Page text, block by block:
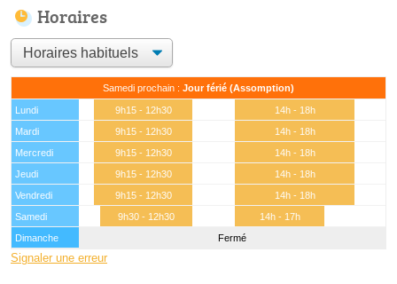
Horaires
Samedi prochain : Jour férié (Assomption)
Lundi 9h15 - 12h30
14h - 18h
Mardi
9h15 - 12h30
14h - 18h
Mercredi
9h15 - 12h30
14h - 18h
Jeudi
9h15 - 12h30
14h - 18h
Vendredi
9h15 - 12h30
14h - 18h
Samedi
9h30 - 12h30
14h - 17h
Dimanche
Fermé
Signaler une erreur